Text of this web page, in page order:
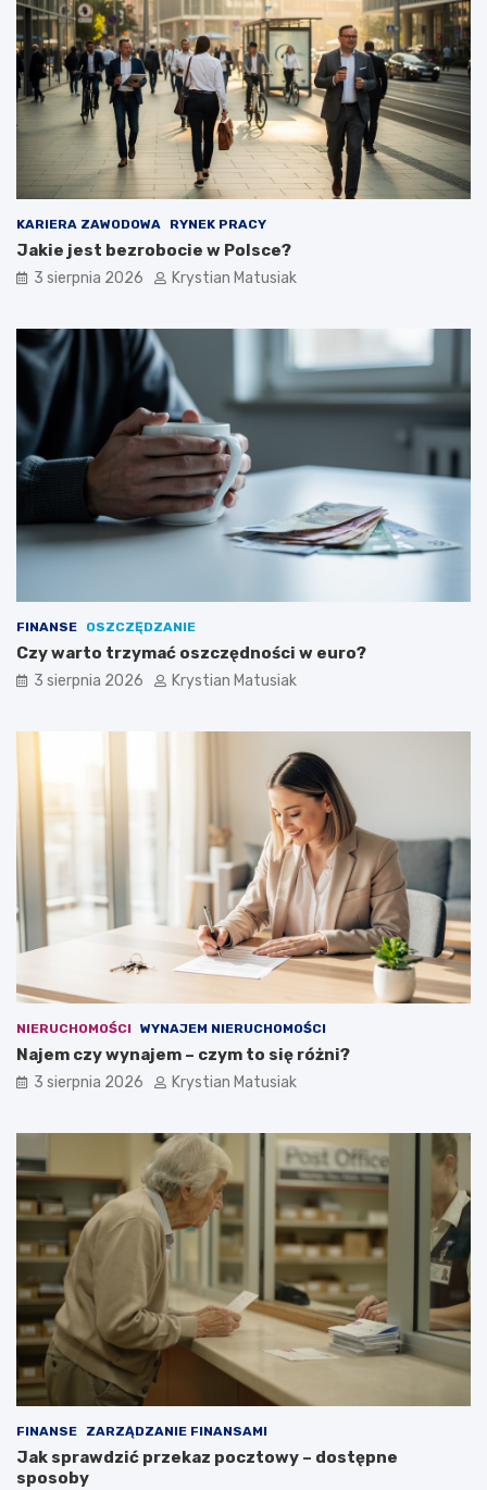
KARIERA ZAWODOWA RYNEK PRACY
Jakie jest bezrobocie w Polsce?
3 sierpnia 2026 Krystian Matusiak
FINANSE OSZCZĘDZANIE
Czy warto trzymać oszczędności w euro?
3 sierpnia 2026 Krystian Matusiak
NIERUCHOMOŚCI WYNAJEM NIERUCHOMOŚCI
Najem czy wynajem – czym to się różni?
3 sierpnia 2026 Krystian Matusiak
FINANSE ZARZĄDZANIE FINANSAMI
Jak sprawdzić przekaz pocztowy – dostępne
sposoby